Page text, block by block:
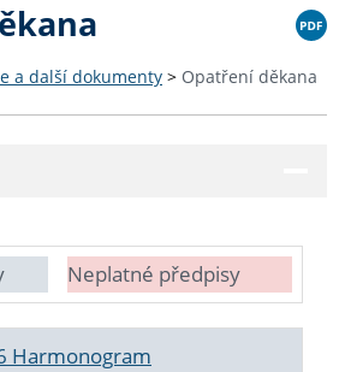
a další dokumenty > Opatření děkana
Neplatné předpisy
Harmonogram